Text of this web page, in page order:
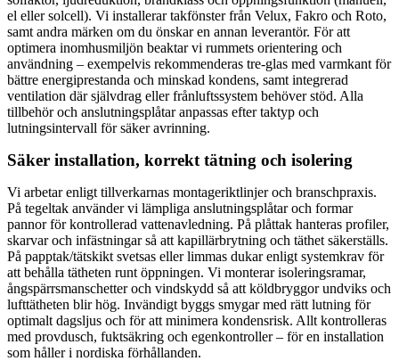
el eller solcell). Vi installerar takfönster från Velux, Fakro och Roto,
samt andra märken om du önskar en annan leverantör. För att
optimera inomhusmiljön beaktar vi rummets orientering och
användning – exempelvis rekommenderas tre-glas med varmkant för
bättre energiprestanda och minskad kondens, samt integrerad
ventilation där självdrag eller frånluftssystem behöver stöd. Alla
tillbehör och anslutningsplåtar anpassas efter taktyp och
lutningsintervall för säker avrinning.
Säker installation, korrekt tätning och isolering
Vi arbetar enligt tillverkarnas montageriktlinjer och branschpraxis.
På tegeltak använder vi lämpliga anslutningsplåtar och formar
pannor för kontrollerad vattenavledning. På plåttak hanteras profiler,
skarvar och infästningar så att kapillärbrytning och täthet säkerställs.
På papptak/tätskikt svetsas eller limmas dukar enligt systemkrav för
att behålla tätheten runt öppningen. Vi monterar isoleringsramar,
ångspärrsmanschetter och vindskydd så att köldbryggor undviks och
lufttätheten blir hög. Invändigt byggs smygar med rätt lutning för
optimalt dagsljus och för att minimera kondensrisk. Allt kontrolleras
med provdusch, fuktsäkring och egenkontroller – för en installation
som håller i nordiska förhållanden.